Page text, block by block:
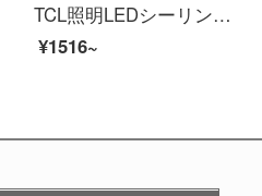
TCL照明LEDシーリングライト居間灯寝室灯書斎灯ファッション方形部屋灯星48 W三段調光
¥1516~